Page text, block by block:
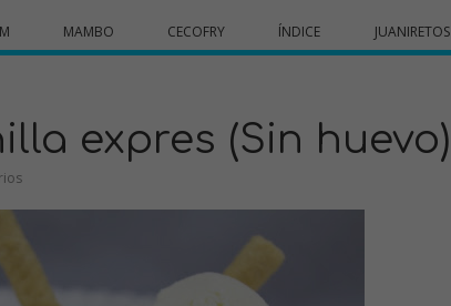
MAMBO CECOFRY ÍNDICE JUANIRETOS
expres (Sin huevo)